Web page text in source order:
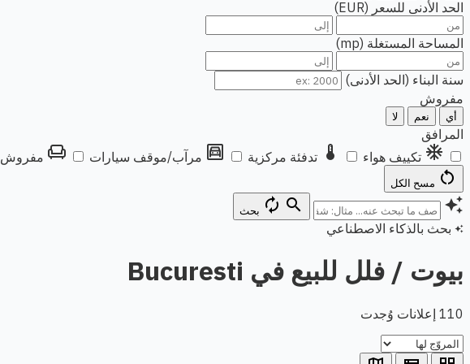
الحد الأدنى للسعر (EUR)
المساحة المستغلة (mp)
سنة البناء (الحد الأدنى)
مفروش
أي نعم لا
المرافق
ac_unit تكييف هواء thermostat تدفئة مركزية garage مرآب/موقف سيارات chair مفروش
restart_alt
auto_awesome
search
autorenew بحث
auto_awesome بحث بالذكاء الاصطناعي
بيوت / فلل للبيع في Bucuresti
110 إعلانات وُجدت